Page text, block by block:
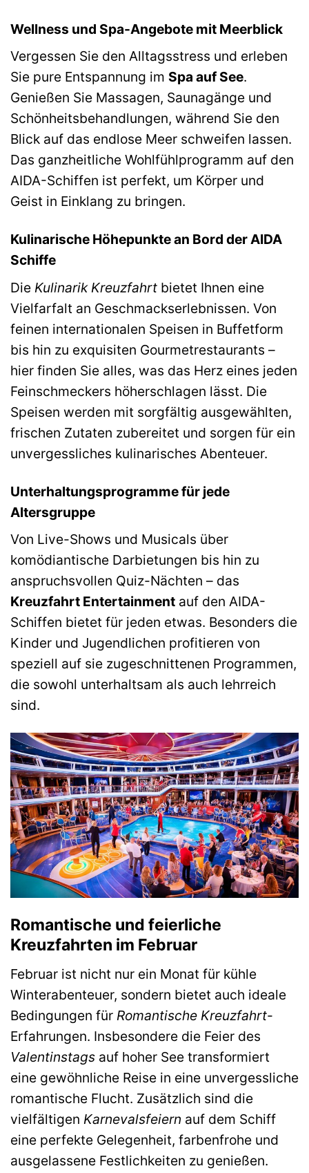
Wellness und Spa-Angebote mit Meerblick
Vergessen Sie den Alltagsstress und erleben
Sie pure Entspannung im Spa auf See.
Genießen Sie Massagen, Saunagänge und
Schönheitsbehandlungen, während Sie den
Blick auf das endlose Meer schweifen lassen.
Das ganzheitliche Wohlfühlprogramm auf den
AIDA-Schiffen ist perfekt, um Körper und
Geist in Einklang zu bringen.
Kulinarische Höhepunkte an Bord der AIDA
Schiffe
Die Kulinarik Kreuzfahrt bietet Ihnen eine
Vielfarfalt an Geschmackserlebnissen. Von
feinen internationalen Speisen in Buffetform
bis hin zu exquisiten Gourmetrestaurants –
hier finden Sie alles, was das Herz eines jeden
Feinschmeckers höherschlagen lässt. Die
Speisen werden mit sorgfältig ausgewählten,
frischen Zutaten zubereitet und sorgen für ein
unvergessliches kulinarisches Abenteuer.
Unterhaltungsprogramme für jede
Altersgruppe
Von Live-Shows und Musicals über
komödiantische Darbietungen bis hin zu
anspruchsvollen Quiz-Nächten – das
Kreuzfahrt Entertainment auf den AIDA-
Schiffen bietet für jeden etwas. Besonders die
Kinder und Jugendlichen profitieren von
speziell auf sie zugeschnittenen Programmen,
die sowohl unterhaltsam als auch lehrreich
sind.
Romantische und feierliche
Kreuzfahrten im Februar
Februar ist nicht nur ein Monat für kühle
Winterabenteuer, sondern bietet auch ideale
Bedingungen für Romantische Kreuzfahrt-
Erfahrungen. Insbesondere die Feier des
Valentinstags auf hoher See transformiert
eine gewöhnliche Reise in eine unvergessliche
romantische Flucht. Zusätzlich sind die
vielfältigen Karnevalsfeiern auf dem Schiff
eine perfekte Gelegenheit, farbenfrohe und
ausgelassene Festlichkeiten zu genießen.